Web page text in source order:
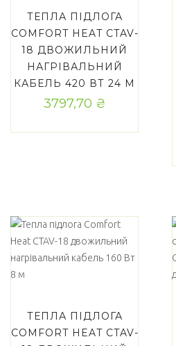
ТЕПЛА ПІДЛОГА
COMFORT HEAT CTAV-
18 ДВОЖИЛЬНИЙ
НАГРІВАЛЬНИЙ
КАБЕЛЬ 420 ВТ 24 М
3797,70 ₴
ТЕПЛА ПІДЛОГА
COMFORT HEAT CTAV-